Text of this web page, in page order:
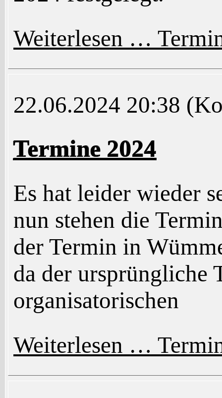
Weiterlesen …
22.06.2024 20:38
Termine 2024
Es hat leider wieder
nun stehen die
der Termin in
da der ursprüngliche
organisatorischen
Weiterlesen …